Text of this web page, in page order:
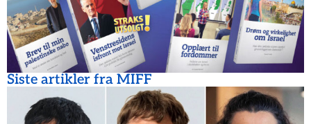
Siste artikler fra MIFF